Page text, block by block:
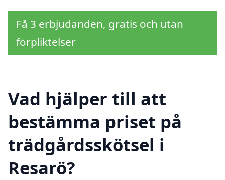
Få 3 erbjudanden, gratis och utan
förpliktelser
Vad hjälper till att
bestämma priset på
trädgårdsskötsel i
Resarö?